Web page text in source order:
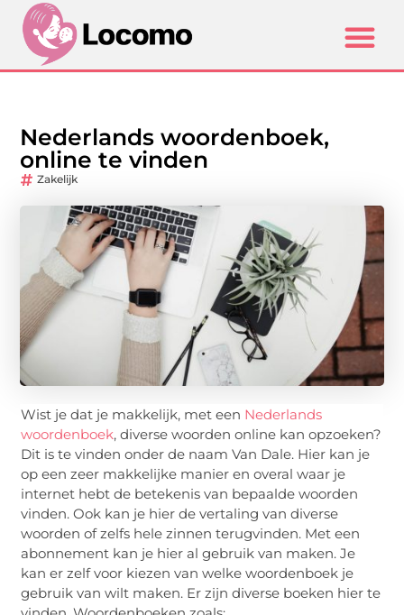
Nederlands woordenboek,
online te vinden
Zakelijk
Wist je dat je makkelijk, met een Nederlands
woordenboek, diverse woorden online kan opzoeken?
Dit is te vinden onder de naam Van Dale. Hier kan je
op een zeer makkelijke manier en overal waar je
internet hebt de betekenis van bepaalde woorden
vinden. Ook kan je hier de vertaling van diverse
woorden of zelfs hele zinnen terugvinden. Met een
abonnement kan je hier al gebruik van maken. Je
kan er zelf voor kiezen van welke woordenboek je
gebruik van wilt maken. Er zijn diverse boeken hier te